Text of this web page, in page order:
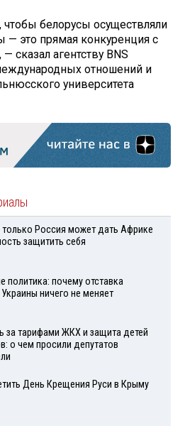
чтобы белорусы осуществляли
— это прямая конкуренция с
сказал агентству BNS
отношений и
университета
только Россия может дать Африке
защитить себя
политика: почему отставка
ничего не меняет
за тарифами ЖКХ и защита детей
о чем просили депутатов
День Крещения Руси в Крыму